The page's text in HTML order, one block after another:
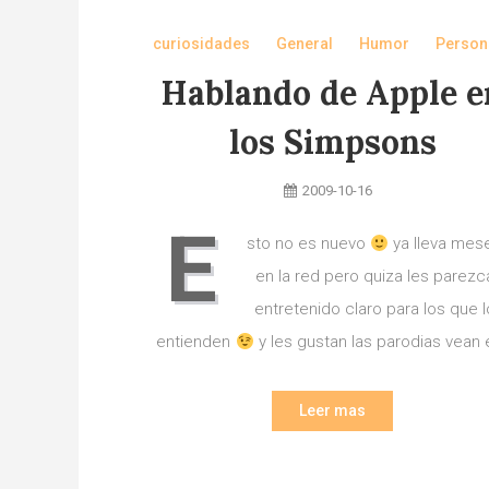
curiosidades General Humor
Hablando de Apple
los Simpsons
2009-10-16
E sto no es nuevo
ya lleva
en la red pero quiza les
entretenido claro para los que
entienden
y les gustan las parodias vean
Leer mas